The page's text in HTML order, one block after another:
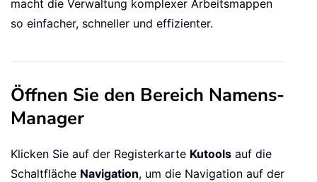
macht die Verwaltung komplexer Arbeitsmappen
so einfacher, schneller und effizienter.
Öffnen Sie den Bereich Namens-
Manager
Klicken Sie auf der Registerkarte Kutools auf die
Schaltfläche Navigation, um die Navigation auf der